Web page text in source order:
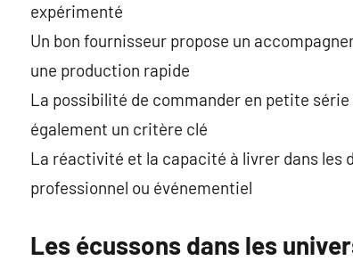
expérimenté
Un bon fournisseur propose un
une production rapide
La possibilité de commander en petite
également un critère clé
La réactivité et la capacité à livrer dans les
professionnel ou événementiel
Les écussons dans les